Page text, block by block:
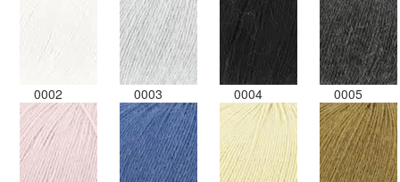
0002 0003 0004 0005